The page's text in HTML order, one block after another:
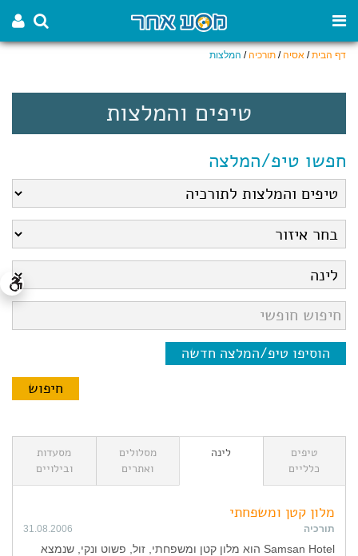
דף הבית/ אסיה/ תורכיה/ המלצות
טיפים והמלצות
חפשו טיפ/המלצה
הוסיפו טיפ/המלצה חדשה
טיפים
כלליים
לינה
מסלולים
ואתרים
מסעדות
ובילויים
מלון קטן ומשפחתי
תורכיה 31.08.2006
Samsan Hotel הוא מלון קטן ומשפחתי, זול, פשוט ונקי, שנמצא